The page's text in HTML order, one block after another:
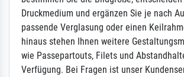
Druckmedium und ergänzen Sie je nach
passende Verglasung oder einen
hinaus stehen Ihnen weitere
wie Passepartouts, Filets und
Verfügung. Bei Fragen ist unser